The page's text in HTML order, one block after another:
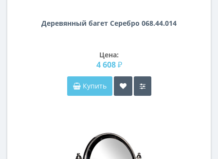
Деревянный багет Серебро 068.44.014
Цена:
4 608 ₽
Купить